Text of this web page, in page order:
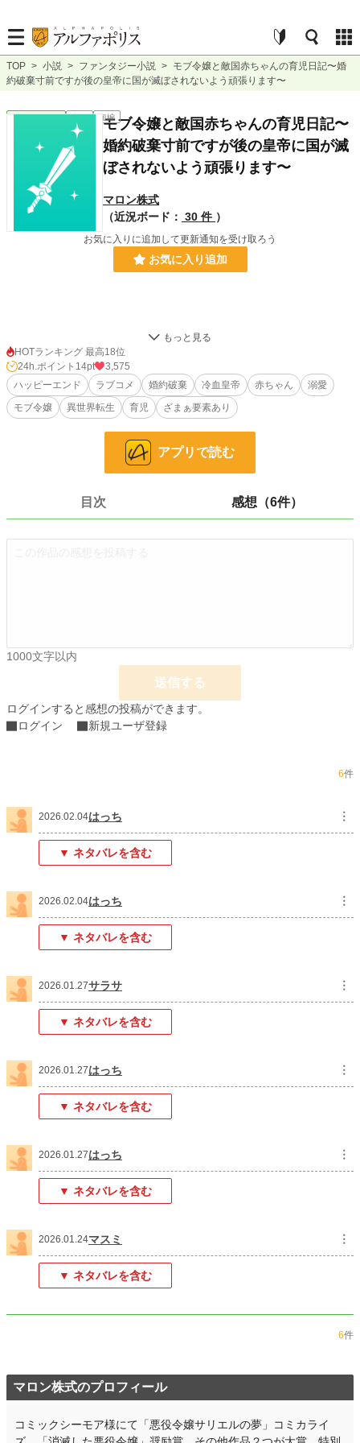
TOP > 小説 > ファンタジー小説 > モブ令嬢と敵国赤ちゃんの育児日記〜婚
約破棄寸前ですが後の皇帝に国が滅ぼされないよう頑張ります〜
ファンタジー 完結 短編
モブ令嬢と敵国赤ちゃんの育児日記〜
婚約破棄寸前ですが後の皇帝に国が滅
ぼされないよう頑張ります〜
マロン株式
（近況ボード： 30 件 ）
お気に入りに追加して更新通知を受け取ろう
お気に入り追加
「おぎゃーーおにゃーーー！！！」
そろそろ追い出されそうな婚約者の家で居候生活を送っていたエミリアの前に、
ある日突然――赤ちゃんが空から降ってきた。
しかもその正体は、前世で読んだ小説に登場する未来の冷血皇帝・ラファエル・
現在戦争中の敵国の皇帝であり、将来この国を滅ぼす存在。
婚約破棄予定の婚約者
突然変異のフリをしたフェレット
コピックを作る公爵令嬢
※時々シリアス、基本はほのぼの寄りです
宣伝
アルファポリス様にて連載中の『消滅した悪役令嬢』コミック一巻が2月27日に
コミックシーモア様にて配信予定です💐
久しぶりの新作ですので、こちら執筆の練習中です。
物語を楽しんでくださる方がいらっしゃると嬉しいです。
小説 31,876 位 / 228,955 件
ファンタジー 4,704 位 / 53,362 件
24h.ポイント 14 pt
70,625
初回公開日時 2026.01.23 20:18
初回完結日時 2026.01.24 12:12
累計ポイント 46,303 pt (46,469 位)
HOTランキング 最高18位
24h.ポイント 14pt
3,575
ハッピーエンド
ラブコメ 婚約破棄 冷血皇帝 赤ちゃん
溺愛
モブ令嬢
異世界転生 育児 ざまぁ要素あり
アプリで読む
目次 感想（6件）
1000文字以内
送信する
ログインすると感想の投稿ができます。
ログイン
新規ユーザ登録
6件
2026.02.04はっち ︙
▼ ネタバレを含む
2026.02.04はっち ︙
▼ ネタバレを含む
2026.01.27サラサ ︙
▼ ネタバレを含む
2026.01.27はっち ︙
▼ ネタバレを含む
2026.01.27はっち ︙
▼ ネタバレを含む
2026.01.24マスミ ︙
▼ ネタバレを含む
6件
マロン株式のプロフィール
コミックシーモア様にて「悪役令嬢サリエルの夢」コミカライ